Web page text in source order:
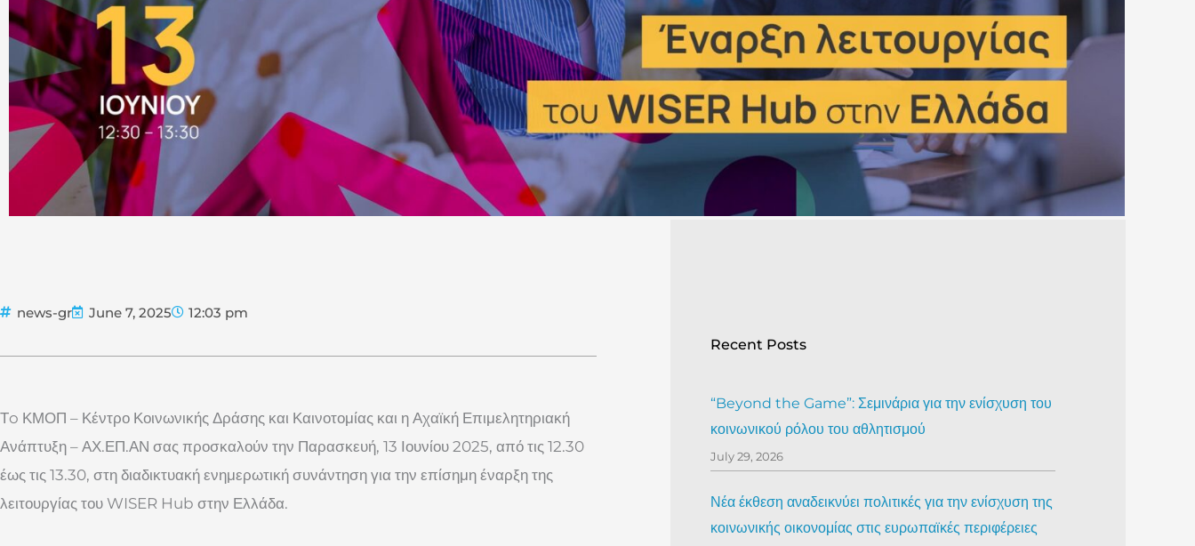
news-gr June 7, 2025 12:03 pm
Τo ΚΜΟΠ – Κέντρο Κοινωνικής Δράσης και Καινοτομίας και η Αχαϊκή Επιμελητηριακή
Ανάπτυξη – ΑΧ.ΕΠ.ΑΝ σας προσκαλούν την Παρασκευή, 13 Ιουνίου 2025, από τις 12.30
έως τις 13.30, στη διαδικτυακή ενημερωτική συνάντηση για την επίσημη έναρξη της
λειτουργίας του WISER Hub στην Ελλάδα.
Recent Posts
“Beyond the Game”: Σεμινάρια για την ενίσχυση του
κοινωνικού ρόλου του αθλητισμού
July 29, 2026
Νέα έκθεση αναδεικνύει πολιτικές για την ενίσχυση της
κοινωνικής οικονομίας στις ευρωπαϊκές περιφέρειες